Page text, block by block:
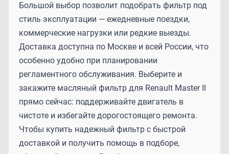
Большой выбор позволит подобрать фильтр под
стиль эксплуатации — ежедневные поездки,
коммерческие нагрузки или редкие выезды.
Доставка доступна по Москве и всей России, что
особенно удобно при планировании
регламентного обслуживания. Выберите и
закажите масляный фильтр для Renault Master II
прямо сейчас: поддерживайте двигатель в
чистоте и избегайте дорогостоящего ремонта.
Чтобы купить надежный фильтр с быстрой
доставкой и получить помощь в подборе,